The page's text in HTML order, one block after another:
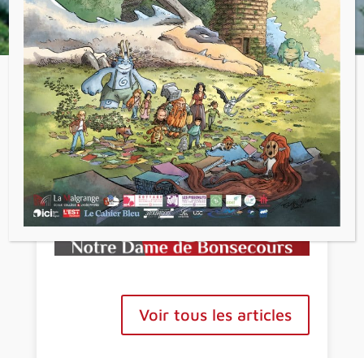
Voir tous les articles